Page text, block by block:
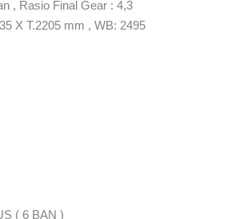
, Rasio Final Gear : 4,3
X T.2205 mm , WB: 2495
( 6 BAN )